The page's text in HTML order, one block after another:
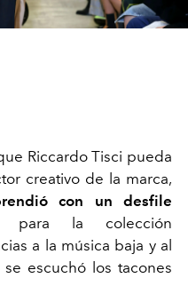
Riccardo Tisci pueda
creativo de la marca,
con un desfile
para la colección
a la música baja y al
escuchó los tacones